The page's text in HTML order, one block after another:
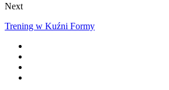
Next
Trening w Kuźni Formy